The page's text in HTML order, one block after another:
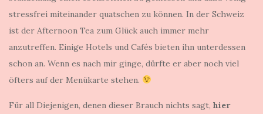
stressfrei miteinander quatschen zu können. In der Schweiz
ist der Afternoon Tea zum Glück auch immer mehr
anzutreffen. Einige Hotels und Cafés bieten ihn unterdessen
schon an. Wenn es nach mir ginge, dürfte er aber noch viel
öfters auf der Menükarte stehen.
Für all Diejenigen, denen dieser Brauch nichts sagt, hier